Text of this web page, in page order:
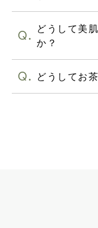
どうして美
か？
どうしてお